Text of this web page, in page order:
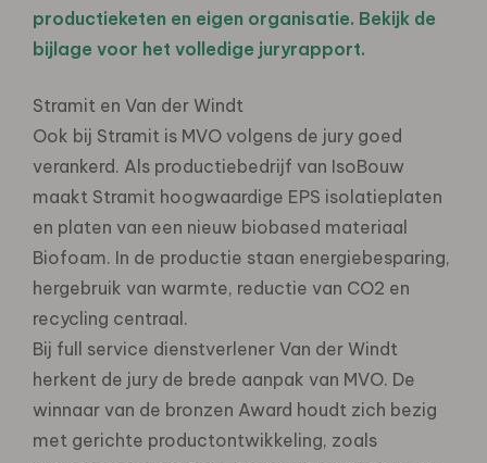
productieketen en eigen organisatie. Bekijk de
bijlage voor het volledige juryrapport.
Stramit en Van der Windt
Ook bij Stramit is MVO volgens de jury goed
verankerd. Als productiebedrijf van IsoBouw
maakt Stramit hoogwaardige EPS isolatieplaten
en platen van een nieuw biobased materiaal
Biofoam. In de productie staan energiebesparing,
hergebruik van warmte, reductie van CO2 en
recycling centraal.
Bij full service dienstverlener Van der Windt
herkent de jury de brede aanpak van MVO. De
winnaar van de bronzen Award houdt zich bezig
met gerichte productontwikkeling, zoals